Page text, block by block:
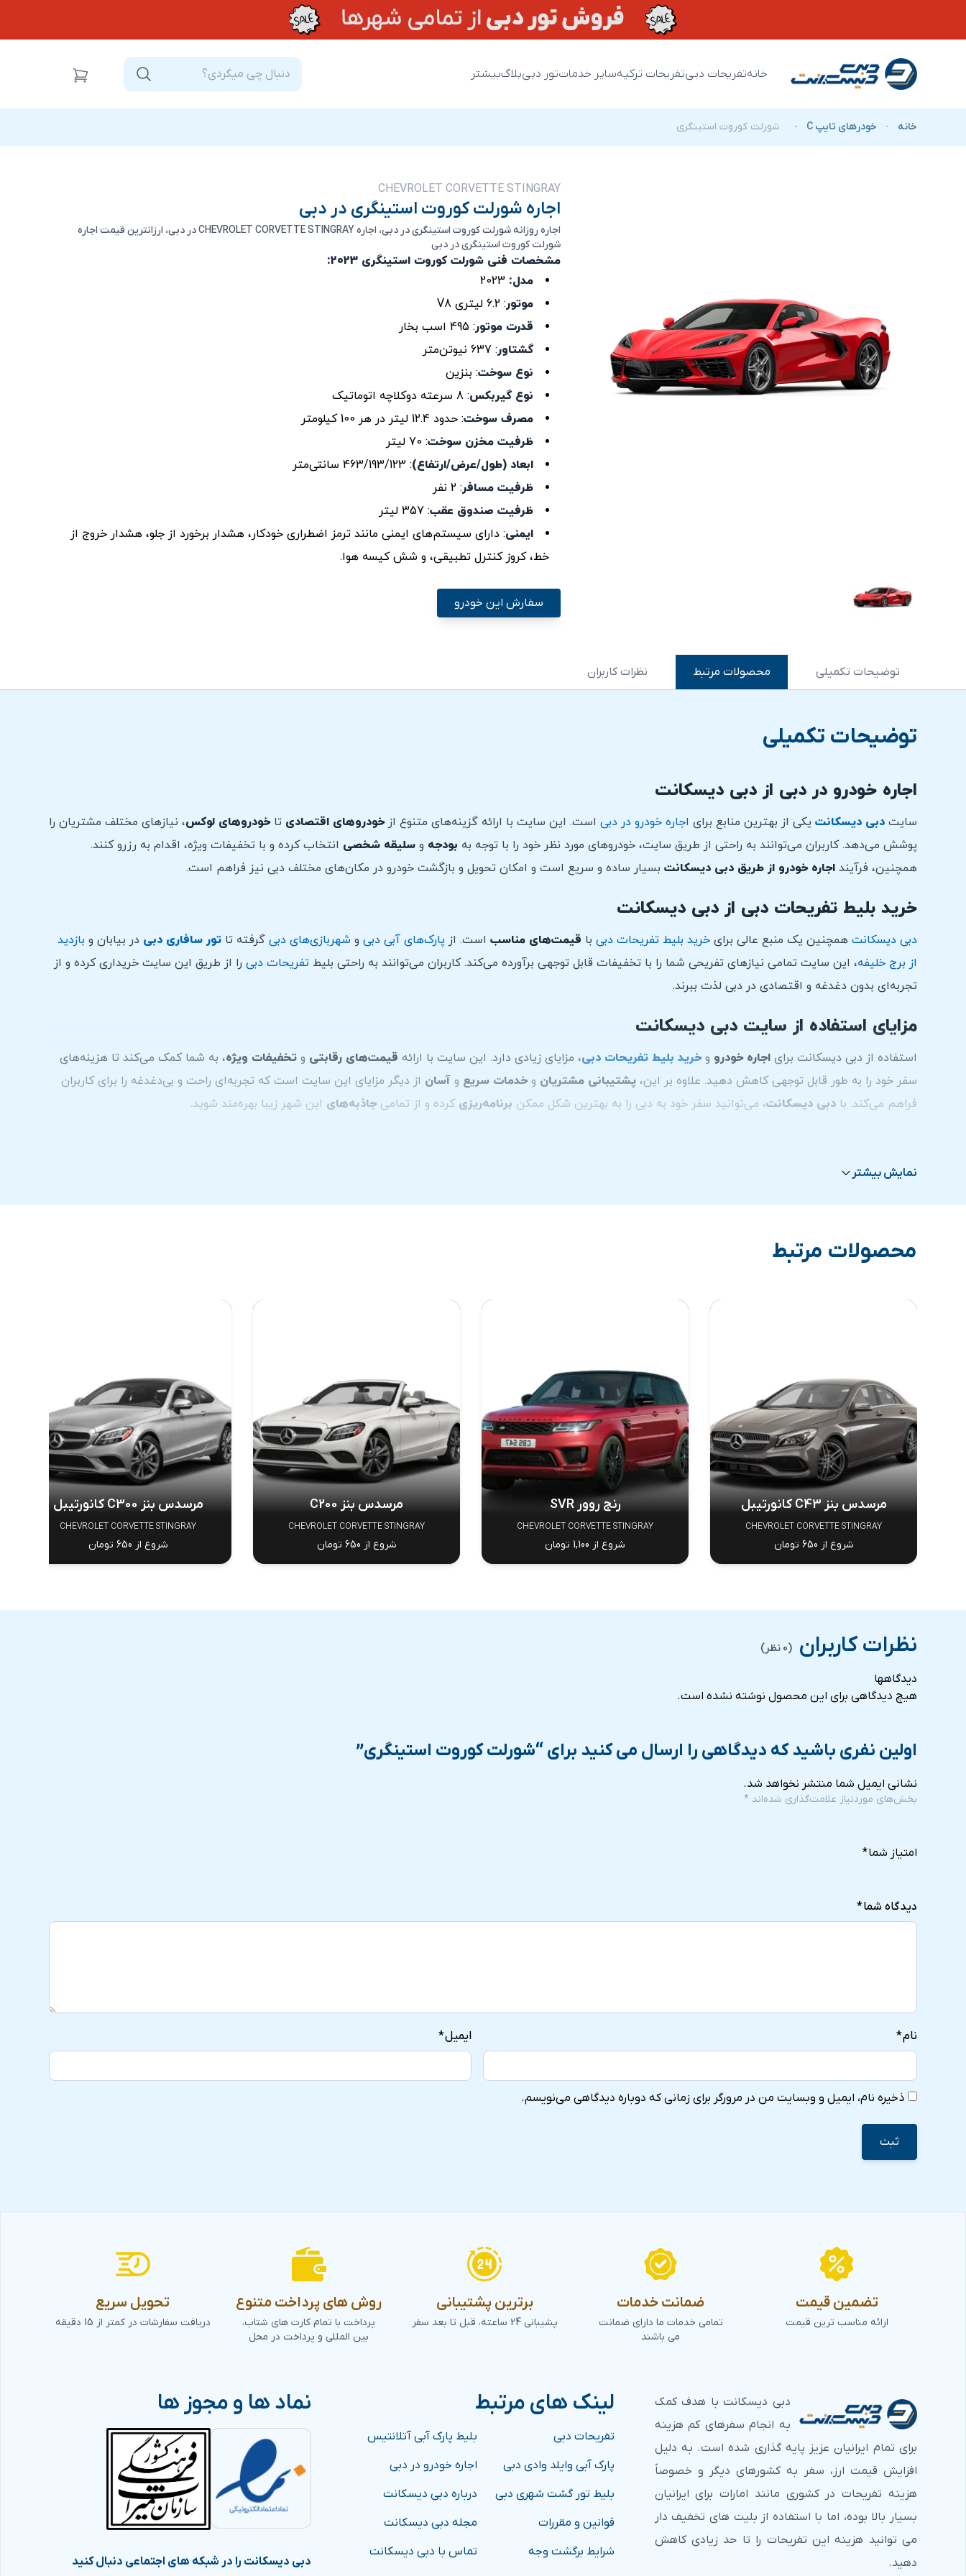
خانهتفریحات دبیتفریحات ترکیهسایر خدماتتور دبیبلاگبیشتر
خانه - خودرهای تایپ C - شورلت کوروت استینگری
CHEVROLET CORVETTE STINGRAY
اجاره شورلت کوروت استینگری در دبی
اجاره روزانه شورلت کوروت استینگری در دبی، اجاره CHEVROLET CORVETTE STINGRAY در دبی، ارزانترین قیمت اجاره
شورلت کوروت استینگری در دبی
مشخصات فنی شورلت کوروت استینگری 2023:
مدل:
موتور: 6.2 لیتری V8
قدرت موتور: 495 اسب بخار
گشتاور: 637 نیوتن‌متر
نوع سوخت: بنزین
نوع گیربکس: 8 سرعته دوکلاچه اتوماتیک
مصرف سوخت: حدود 12.4 لیتر در هر 100 کیلومتر
ظرفیت مخزن سوخت: 70 لیتر
ابعاد (طول/عرض/ارتفاع): 463/193/123 سانتی‌متر
ظرفیت مسافر: 2 نفر
ظرفیت صندوق عقب: 357 لیتر
ایمنی: دارای سیستم‌های ایمنی مانند ترمز اضطراری خودکار، هشدار برخورد از جلو، هشدار خروج از
خط، کروز کنترل تطبیقی، و شش کیسه هوا.
سفارش این خودرو
توضیحات تکمیلی محصولات مرتبط نظرات کاربران
توضیحات تکمیلی
اجاره خودرو در دبی از دبی دیسکانت
سایت دبی دیسکانت یکی از بهترین منابع برای اجاره خودرو در دبی است. این سایت با ارائه گزینه‌های متنوع ازخودروهای اقتصادی تاخودروهای لوکس، نیازهای مختلف مشتریان را
پوشش می‌دهد. کاربران می‌توانند به راحتی از طریق سایت، خودروهای مورد نظر خود را با توجه به بودجه و سلیقه شخصی انتخاب کرده و با تخفیفات ویژه، اقدام به رزرو کنند.
همچنین، فرآیند اجاره خودرو از طریق دبی دیسکانت بسیار ساده و سریع است و امکان تحویل و بازگشت خودرو در مکان‌های مختلف دبی نیز فراهم است.
خرید بلیط تفریحات دبی از دبی دیسکانت
دبی دیسکانت همچنین یک منبع عالی برای خرید بلیط تفریحات دبی با قیمت‌های مناسب است. از پارک‌های آبی دبی و شهربازی‌های دبی گرفته تا تور سافاری دبی در بیابان و بازدید
از برج خلیفه، این سایت تمامی نیازهای تفریحی شما را با تخفیفات قابل توجهی برآورده می‌کند. کاربران می‌توانند به راحتی بلیط تفریحات دبی را از طریق این سایت خریداری کرده و از
تجربه‌ای بدون دغدغه و اقتصادی در دبی لذت ببرند.
مزایای استفاده از سایت دبی دیسکانت
استفاده از دبی دیسکانت برای اجاره خودرو وخرید بلیط تفریحات دبی، مزایای زیادی دارد. این سایت با ارائه قیمت‌های رقابتی و تخفیفات ویژه، به شما کمک می‌کند تا هزینه‌های
سفر خود را به طور قابل توجهی کاهش دهید. علاوه بر این، پشتیبانی مشتریان وخدمات سریع و آسان از دیگر مزایای این سایت است که تجربه‌ای راحت و بی‌دغدغه را برای کاربران
فراهم می‌کند. با دبی دیسکانت، می‌توانید سفر خود به دبی را به بهترین شکل ممکن برنامه‌ریزی کرده و از تمامی جاذبه‌های این شهر زیبا بهره‌مند شوید.
هزینه اجاره خودرو شورلت کوروت استینگری
راه های ارتباطی با کارشناسان دبی دیسکانت:
نمایش بیشتر
محصولات مرتبط
مرسدس بنز C43 کانورتیبل
CHEVROLET CORVETTE STINGRAY
شروع از 650 تومان
رنج روور SVR
CHEVROLET CORVETTE STINGRAY
شروع از 1,100 تومان
مرسدس بنز C200
CHEVROLET CORVETTE STINGRAY
شروع از 650 تومان
مرسدس بنز C300 کانورتیبل
CHEVROLET CORVETTE STINGRAY
شروع از 650 تومان
نظرات کاربران (0 نظر)
دیدگاهها
هیچ دیدگاهی برای این محصول نوشته نشده است.
اولین نفری باشید که دیدگاهی را ارسال می کنید برای “شورلت کوروت استینگری”
نشانی ایمیل شما منتشر نخواهد شد.
بخش‌های موردنیاز علامت‌گذاری شده‌اند *
امتیاز شما*
دیدگاه شما*
نام* ایمیل*
ذخیره نام، ایمیل و وبسایت من در مرورگر برای زمانی که دوباره دیدگاهی می‌نویسم.
تضمین قیمت
ارائه مناسب ترین قیمت
ضمانت خدمات
تمامی خدمات ما دارای ضمانت
می باشند
برترین پشتیبانی
پشیبانی 24 ساعته، قبل تا بعد سفر
روش های پرداخت متنوع
پرداخت با تمام کارت های شتاب،
بین المللی و پرداخت در محل
تحویل سریع
دریافت سفارشات در کمتر از 15 دقیقه
دبی دیسکانت با هدف کمک
به انجام سفرهای کم هزینه
برای تمام ایرانیان عزیز پایه گذاری شده است. به دلیل
افزایش قیمت ارز، سفر به کشورهای دیگر و خصوصاً
هزینه تفریحات در کشوری مانند امارات برای ایرانیان
بسیار بالا بوده، اما با استفاده از بلیت های تخفیف دار
می توانید هزینه این تفریحات را تا حد زیادی کاهش
دهید.
لینک های مرتبط
تفریحات دبی
بلیط پارک آبی آتلانتیس
پارک آبی وایلد وادی دبی
اجاره خودرو در دبی
بلیط تور گشت شهری دبی
درباره دبی دیسکانت
قوانین و مقررات
مجله دبی دیسکانت
شرایط برگشت وجه
تماس با دبی دیسکانت
نماد ها و مجوز ها
دبی دیسکانت را در شبکه های اجتماعی دنبال کنید